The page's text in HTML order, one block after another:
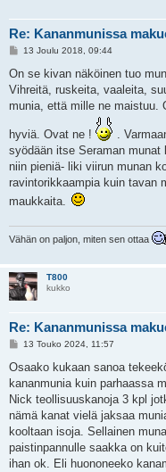
Re: Kananmunissa
V
e
t
i
13 Joulu 2018, 09:44
On se kivan näköinen tuo
Vihreitä, ruskeita, vaaleita,
munia, että mille ne maistuu.
hyviä. Ovat ne !
.
syödään itse Seraman
niin pieniä- liki viirun munan
ravintorikkaampia kuin tavan
maukkaita.
Vähän on paljon, miten sen ottaa
T800
kukko
Re: Kananmunissa
V
e
t
i
13 Touko 2024, 11:57
Osaako kukaan sanoa
kananmunia kuin parhaassa
Nick teollisuuskanoja 3 kpl
nämä kanat vielä jaksaa
kooltaan isoja. Sellainen
paistinpannulle saakka on
ihan ok. Eli huononeeko